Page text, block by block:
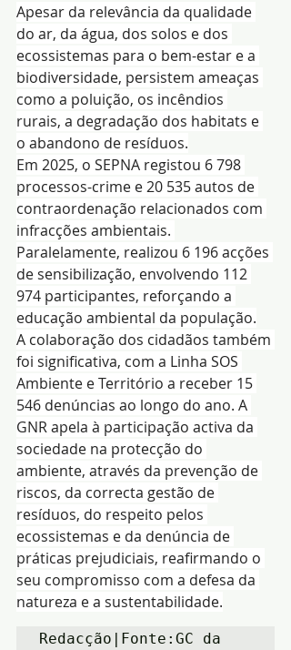
Apesar da relevância da qualidade
do ar, da água, dos solos e dos
ecossistemas para o bem-estar e a
biodiversidade, persistem ameaças
como a poluição, os incêndios
rurais, a degradação dos habitats e
o abandono de resíduos.
Em 2025, o SEPNA registou 6 798
processos-crime e 20 535 autos de
contraordenação relacionados com
infracções ambientais.
Paralelamente, realizou 6 196 acções
de sensibilização, envolvendo 112
974 participantes, reforçando a
educação ambiental da população.
A colaboração dos cidadãos também
foi significativa, com a Linha SOS
Ambiente e Território a receber 15
546 denúncias ao longo do ano. A
GNR apela à participação activa da
sociedade na protecção do
ambiente, através da prevenção de
riscos, da correcta gestão de
resíduos, do respeito pelos
ecossistemas e da denúncia de
práticas prejudiciais, reafirmando o
seu compromisso com a defesa da
natureza e a sustentabilidade.
Redacção|Fonte:GC da